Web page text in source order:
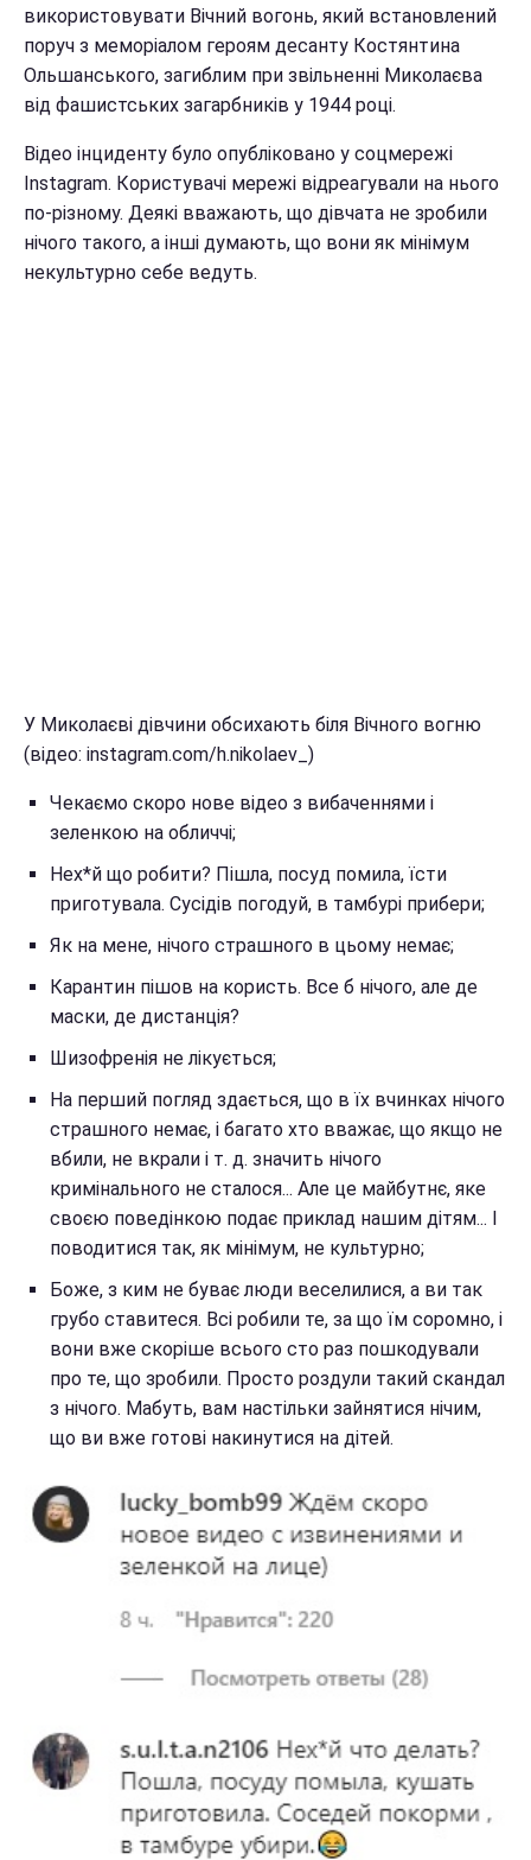
використовувати Вічний вогонь, який встановлений
поруч з меморіалом героям десанту Костянтина
Ольшанського, загиблим при звільненні Миколаєва
від фашистських загарбників у 1944 році.
Відео інциденту було опубліковано у соцмережі
Instagram. Користувачі мережі відреагували на нього
по-різному. Деякі вважають, що дівчата не зробили
нічого такого, а інші думають, що вони як мінімум
некультурно себе ведуть.
У Миколаєві дівчини обсихають біля Вічного вогню
(відео: instagram.com/h.nikolaev_)
Чекаємо скоро нове відео з вибаченнями і
зеленкою на обличчі;
Нех*й що робити? Пішла, посуд помила, їсти
приготувала. Сусідів погодуй, в тамбурі прибери;
Як на мене, нічого страшного в цьому немає;
Карантин пішов на користь. Все б нічого, але де
маски, де дистанція?
Шизофренія не лікується;
На перший погляд здається, що в їх вчинках нічого
страшного немає, і багато хто вважає, що якщо не
вбили, не вкрали і т. д. значить нічого
кримінального не сталося... Але це майбутнє, яке
своєю поведінкою подає приклад нашим дітям... І
поводитися так, як мінімум, не культурно;
Боже, з ким не буває люди веселилися, а ви так
грубо ставитеся. Всі робили те, за що їм соромно, і
вони вже скоріше всього сто раз пошкодували
про те, що зробили. Просто роздули такий скандал
з нічого. Мабуть, вам настільки зайнятися нічим,
що ви вже готові накинутися на дітей.